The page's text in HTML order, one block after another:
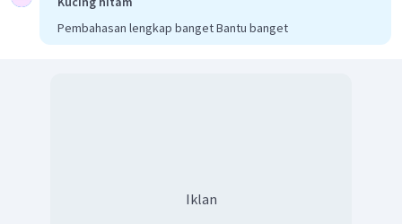
Pembahasan lengkap banget Bantu banget
Iklan